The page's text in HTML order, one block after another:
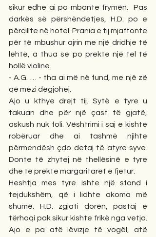
sikur edhe ai po mbante frymën.  Pas
darkës së përshëndetjes, H.D. po e
përcillte në hotel. Prania e tij mjaftonte
për të mbushur ajrin me një dridhje të
lehtë, a thua se po prekte një tel të
hollë violine.
- A.G. … - tha ai më në fund, me një zë
që mezi dëgjohej.
Ajo u kthye drejt tij. Sytë e tyre u
takuan dhe për një çast të gjatë,
askush nuk foli. Vështrimi i saj e kishte
robëruar dhe ai tashmë njihte
përmendësh çdo detaj të atyre syve.
Donte të zhytej në thellësinë e tyre
dhe të prekte margaritarët e fjetur.
Heshtja mes tyre ishte një sfond i
tejdukshëm, që i lidhte akoma më
shumë. H.D. zgjati dorën, pastaj e
tërhoqi pak sikur kishte frikë nga vetja.
Ajo e pa atë lëvizje të vogël, atë